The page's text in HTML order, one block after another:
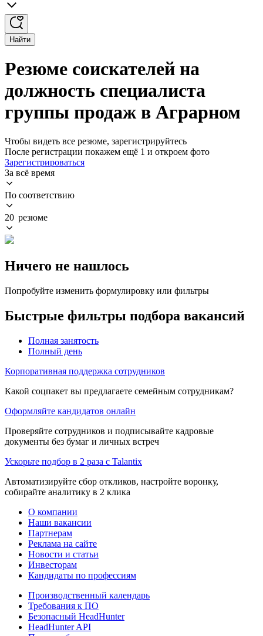
Найти
Резюме соискателей на
должность специалиста
группы продаж в Аграрном
Чтобы видеть все резюме, зарегистрируйтесь
После регистрации покажем ещё 1 и откроем фото
Зарегистрироваться
За всё время
По соответствию
20 резюме
Ничего не нашлось
Попробуйте изменить формулировку или фильтры
Быстрые фильтры подбора вакансий
Полная занятость
Полный день
Корпоративная поддержка сотрудников
Какой соцпакет вы предлагаете семейным сотрудникам?
Оформляйте кандидатов онлайн
Проверяйте сотрудников и подписывайте кадровые
документы без бумаг и личных встреч
Ускорьте подбор в 2 раза с Talantix
Автоматизируйте сбор откликов, настройте воронку,
собирайте аналитику в 2 клика
О компании
Наши вакансии
Партнерам
Реклама на сайте
Новости и статьи
Инвесторам
Кандидаты по профессиям
Производственный календарь
Требования к ПО
Безопасный HeadHunter
HeadHunter API